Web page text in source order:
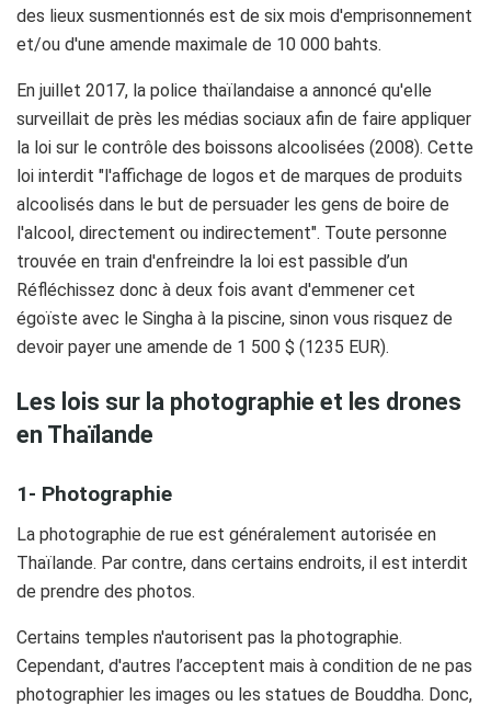
des lieux susmentionnés est de six mois d'emprisonnement
et/ou d'une amende maximale de 10 000 bahts.
En juillet 2017, la police thaïlandaise a annoncé qu'elle
surveillait de près les médias sociaux afin de faire appliquer
la loi sur le contrôle des boissons alcoolisées (2008). Cette
loi interdit "l'affichage de logos et de marques de produits
alcoolisés dans le but de persuader les gens de boire de
l'alcool, directement ou indirectement". Toute personne
trouvée en train d'enfreindre la loi est passible d’un
Réfléchissez donc à deux fois avant d'emmener cet
égoïste avec le Singha à la piscine, sinon vous risquez de
devoir payer une amende de 1 500 $ (1235 EUR).
Les lois sur la photographie et les drones
en Thaïlande
1- Photographie
La photographie de rue est généralement autorisée en
Thaïlande. Par contre, dans certains endroits, il est interdit
de prendre des photos.
Certains temples n'autorisent pas la photographie.
Cependant, d'autres l’acceptent mais à condition de ne pas
photographier les images ou les statues de Bouddha. Donc,